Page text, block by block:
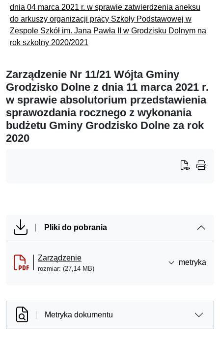
dnia 04 marca 2021 r. w sprawie zatwierdzenia aneksu
do arkuszy organizacji pracy Szkoły Podstawowej w
Zespole Szkół im. Jana Pawła II w Grodzisku Dolnym na
rok szkolny 2020/2021
Zarządzenie Nr 11/21 Wójta Gminy
Grodzisko Dolne z dnia 11 marca 2021 r.
w sprawie absolutorium przedstawienia
sprawozdania rocznego z wykonania
budżetu Gminy Grodzisko Dolne za rok
2020
Pliki do pobrania
Zarządzenie
rozmiar: (27,14 MB)
metryka
Metryka dokumentu